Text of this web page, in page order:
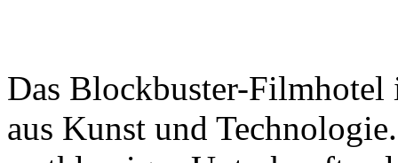
Das Blockbuster-
aus Kunst und